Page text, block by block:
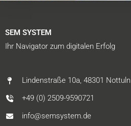
SEM SYSTEM
Ihr Navigator zum digitalen Erfolg
Lindenstraße 10a, 48301 Nottuln
+49 (0) 2509-9590721
info@semsystem.de